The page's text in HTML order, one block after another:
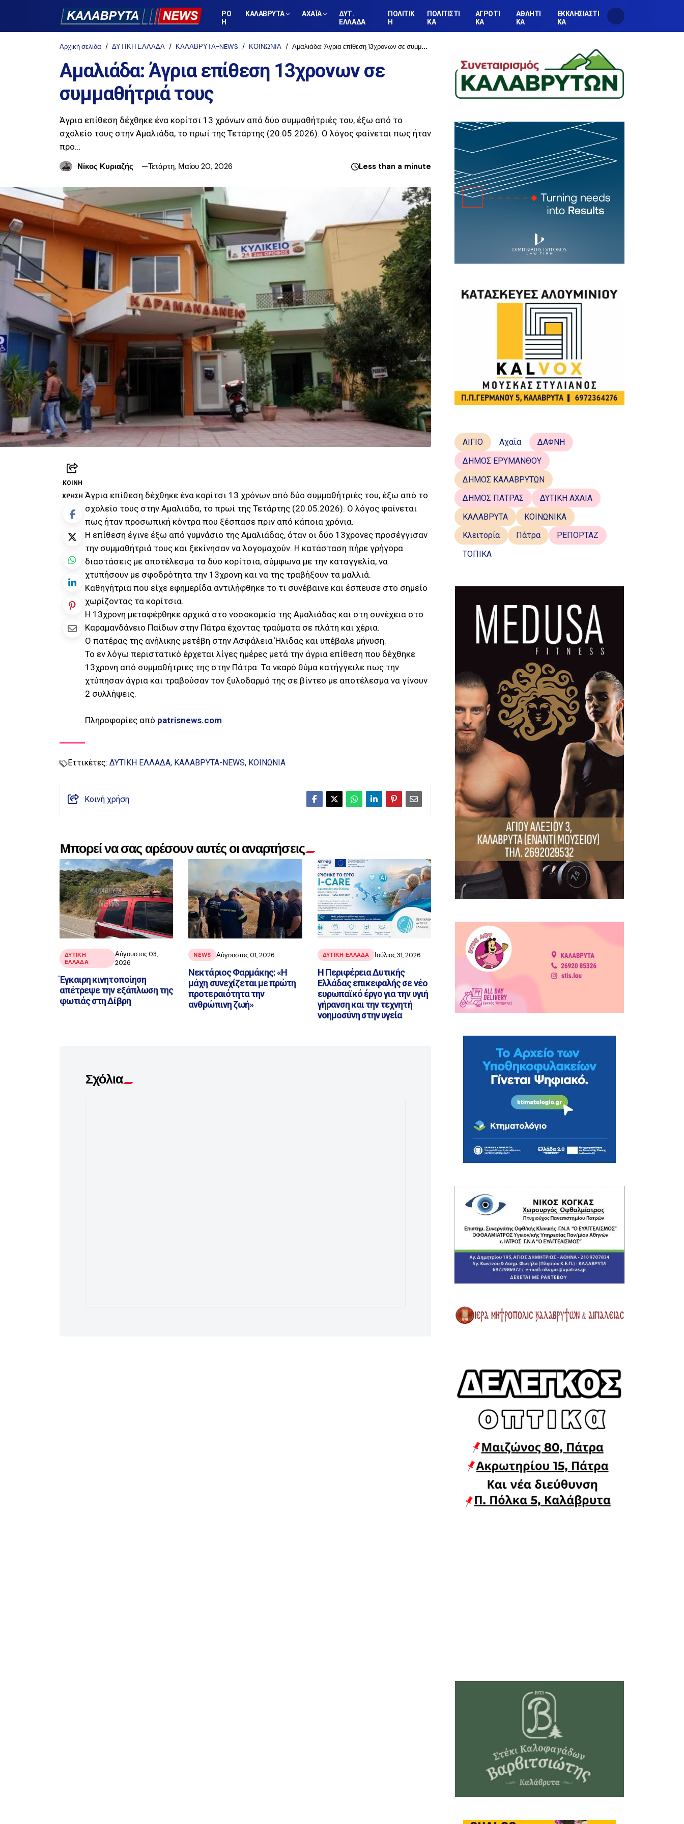
ΡΟ
Η
ΚΑΛΑΒΡΥΤΑ ΑΧΑΪΑ
ΔΥΤ.
ΕΛΛΑΔΑ
ΠΟΛΙΤΙΚ
Η
ΠΟΛΙΤΙΣΤΙ
ΚΑ
ΑΓΡΟΤΙ
ΚΑ
ΑΘΛΗΤΙ
ΚΑ
ΕΚΚΛΗΣΙΑΣΤΙ
ΚΑ
Αρχική σελίδα ΔΥΤΙΚΗ ΕΛΛΑΔΑ ΚΑΛΑΒΡΥΤΑ-NEWS ΚΟΙΝΩΝΙΑ Αμαλιάδα: Άγρια επίθεση 13χρονων σε συμμαθήτριά τους
Αμαλιάδα: Άγρια επίθεση 13χρονων σε
συμμαθήτριά τους
Άγρια επίθεση δέχθηκε ένα κορίτσι 13 χρόνων από δύο συμμαθήτριές του, έξω από το
σχολείο τους στην Αμαλιάδα, το πρωί της Τετάρτης (20.05.2026). Ο λόγος φαίνεται πως ήταν
προ…
Νίκος Κυριαζής
Τετάρτη, Μαΐου 20, 2026 Less than a minute
ΚΟΙΝΉ
ΧΡΉΣΗ Άγρια επίθεση δέχθηκε ένα κορίτσι 13 χρόνων από δύο συμμαθήτριές του, έξω από το
σχολείο τους στην Αμαλιάδα, το πρωί της Τετάρτης (20.05.2026). Ο λόγος φαίνεται
πως ήταν προσωπική κόντρα που ξέσπασε πριν από κάποια χρόνια.
Η επίθεση έγινε έξω από γυμνάσιο της Αμαλιάδας, όταν οι δύο 13χρονες προσέγγισαν
την συμμαθήτριά τους και ξεκίνησαν να λογομαχούν. Η κατάσταση πήρε γρήγορα
διαστάσεις με αποτέλεσμα τα δύο κορίτσια, σύμφωνα με την καταγγελία, να
χτυπήσουν με σφοδρότητα την 13χρονη και να της τραβήξουν τα μαλλιά.
Καθηγήτρια που είχε εφημερίδα αντιλήφθηκε το τι συνέβαινε και έσπευσε στο σημείο
χωρίζοντας τα κορίτσια.
Η 13χρονη μεταφέρθηκε αρχικά στο νοσοκομείο της Αμαλιάδας και στη συνέχεια στο
Καραμανδάνειο Παίδων στην Πάτρα έχοντας τραύματα σε πλάτη και χέρια.
Ο πατέρας της ανήλικης μετέβη στην Ασφάλεια Ήλιδας και υπέβαλε μήνυση.
Το εν λόγω περιστατικό έρχεται λίγες ημέρες μετά την άγρια επίθεση που δέχθηκε
13χρονη από συμμαθήτριες της στην Πάτρα. Το νεαρό θύμα κατήγγειλε πως την
χτύπησαν άγρια και τραβούσαν τον ξυλοδαρμό της σε βίντεο με αποτέλεσμα να γίνουν
2 συλλήψεις.
Πληροφορίες από patrisnews.com
Εττικέτες: ΔΥΤΙΚΗ ΕΛΛΑΔΑ ΚΑΛΑΒΡΥΤΑ-NEWS ΚΟΙΝΩΝΙΑ
Κοινή χρήση
Μπορεί να σας αρέσουν αυτές οι αναρτήσεις
ΔΥΤΙΚΗ
ΕΛΛΑΔΑ
Αύγουστος 03,
2026
Έγκαιρη κινητοποίηση
απέτρεψε την εξάπλωση της
φωτιάς στη Δίβρη
NEWS Αύγουστος 01, 2026
Νεκτάριος Φαρμάκης: «Η
μάχη συνεχίζεται με πρώτη
προτεραιότητα την
ανθρώπινη ζωή»
ΔΥΤΙΚΗ ΕΛΛΑΔΑ Ιούλιος 31, 2026
Η Περιφέρεια Δυτικής
Ελλάδας επικεφαλής σε νέο
ευρωπαϊκό έργο για την υγιή
γήρανση και την τεχνητή
νοημοσύνη στην υγεία
Σχόλια
ΑΙΓΙΟ Αχαΐα
ΔΑΦΝΗ
ΔΗΜΟΣ ΕΡΥΜΑΝΘΟΥ
ΔΗΜΟΣ ΚΑΛΑΒΡΥΤΩΝ
ΔΗΜΟΣ ΠΑΤΡΑΣ
ΔΥΤΙΚΗ ΑΧΑΪΑ
ΚΑΛΑΒΡΥΤΑ
ΚΟΙΝΩΝΙΚΑ
Κλειτορία
Πάτρα
ΡΕΠΟΡΤΑΖ
ΤΟΠΙΚΑ